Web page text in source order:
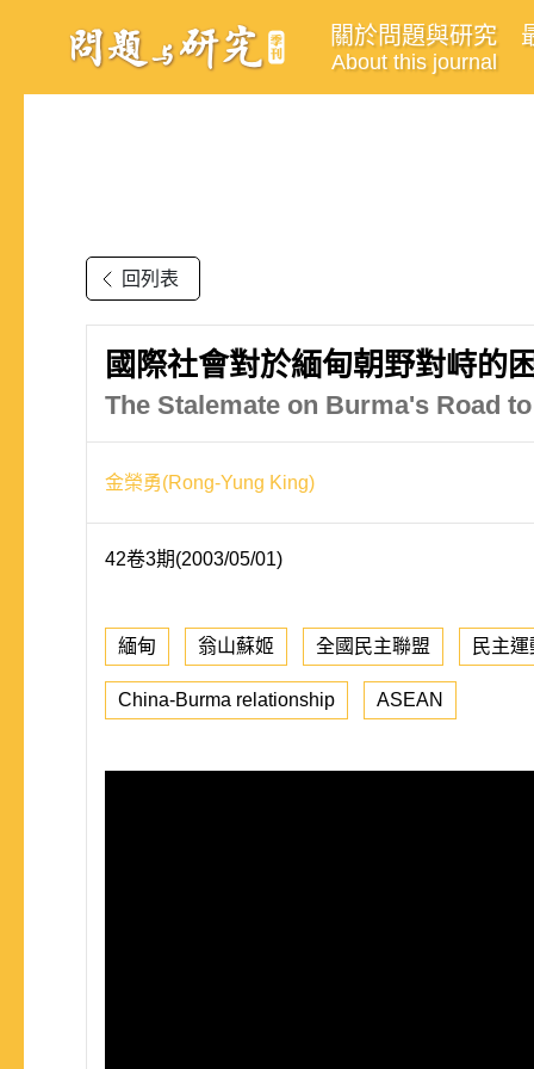
關於問題與研究
About this journal
回列表
國際社會對於緬甸朝野對峙的
The Stalemate on Burma's Road
金榮勇(Rong-Yung King)
42卷3期(2003/05/01)
緬甸 翁山蘇姬 全國民主聯盟 民主運
China-Burma relationship ASEAN